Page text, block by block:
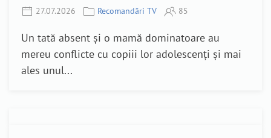
27.07.2026 Recomandări TV 85
Un tată absent și o mamă dominatoare au
mereu conflicte cu copiii lor adolescenți și mai
ales unul...